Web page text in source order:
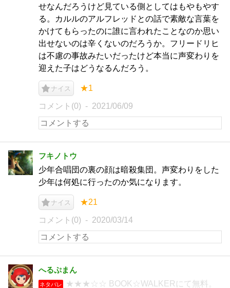
せなんだろうけど見ている側としてはもやもやす
る。カルルのアルフレッドとの話で素敵な言葉を
かけてもらったのに誰に言われたことなのか思い
出せないのは辛くないのだろうか。フリードリヒ
は不慮の事故みたいだったけど本当に声変わりを
迎えた子はどうなるんだろう。
ナイス ★1
コメント(0) 2021/06/09
フキノトウ
少年合唱団の裏の顔は暗殺集団。声変わりをした
少年は何処に行ったのか気になります。
ナイス ★21
コメント(0) 2020/03/14
へるぷまん
ネタバレ
★★★☆☆ BOOK☆WALKERにて無料。